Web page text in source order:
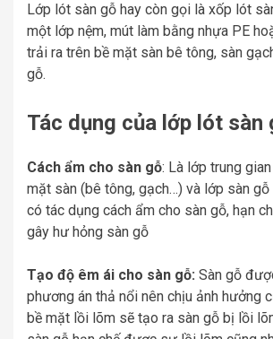
Lớp lót sàn gỗ hay còn gọi là xốp lót
một lớp nệm, mút làm bằng nhựa PE
trải ra trên bề mặt sàn bê tông, sàn
gỗ.
Tác dụng của lớp lót sàn
Cách ẩm cho sàn gỗ: Là lớp trung
mặt sàn (bê tông, gạch…) và lớp sàn
có tác dụng cách ẩm cho sàn gỗ, hạn
gây hư hỏng sàn gỗ
Tạo độ êm ái cho sàn gỗ: Sàn gỗ
phương án thả nổi nên chịu ảnh hưởng
bề mặt lồi lõm sẽ tạo ra sàn gỗ bị lồi